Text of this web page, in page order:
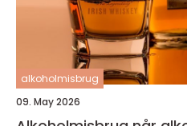
alkoholmisbrug
09. May 2026